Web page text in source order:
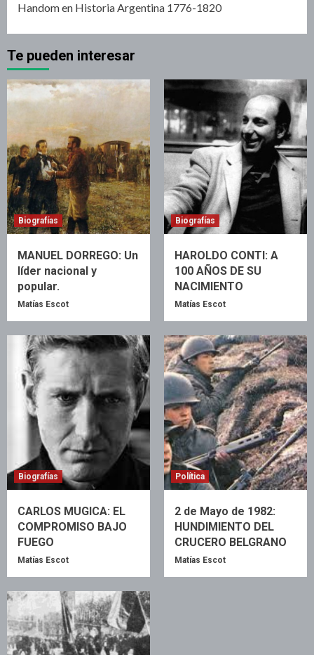
Handomen Historia Argentina 1776-1820
Te pueden interesar
Biografías
MANUEL DORREGO: Un
líder nacional y
popular.
Matías Escot
Biografías
HAROLDO CONTI: A
100 AÑOS DE SU
NACIMIENTO
Matías Escot
Biografías
CARLOS MUGICA: EL
COMPROMISO BAJO
FUEGO
Matías Escot
Política
2 de Mayo de 1982:
HUNDIMIENTO DEL
CRUCERO BELGRANO
Matías Escot